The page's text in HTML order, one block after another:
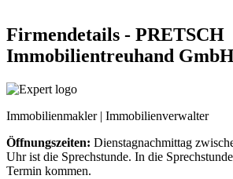
Firmendetails - PRETSCH
Immobilientreuhand
Immobilienmakler | Immobilienverwalter
Öffnungszeiten: Dienstagnachmittag
Uhr ist die Sprechstunde. In die
Termin kommen.